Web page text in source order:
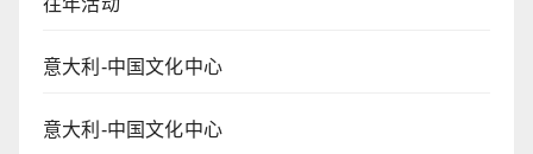
往年活动
意大利-中国文化中心
意大利-中国文化中心